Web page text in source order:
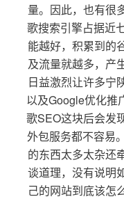
量。因此，也有很
歌搜索引擎占据近
能越好，积累到的
及流量就越多，产
日益激烈让许多宁
以及Google优化推
歌SEO这块后会发
外包服务都不容易
的东西太多太杂还
谈道理，没有说明
己的网站到底该怎